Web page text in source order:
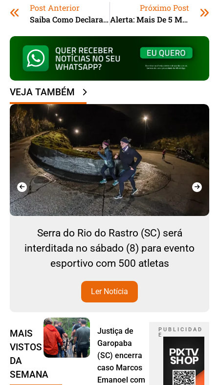
Post Anterior
Saiba Como Declarar Renda Fixa, Financiamento E Criptomoeda No IR 2025
Próximo Post
Alerta: Mais De 5 Milhões Podem Ter O Título De Eleitor Cancelado Devido A Pendências
VEJA TAMBÉM
Serra do Rio do Rastro (SC) será
interditada no sábado (8) para evento
esportivo com 500 atletas
Ler Notícia
MAIS
VISTOS
DA
SEMANA
Justiça de
Garopaba
(SC) encerra
caso Marcos
Emanoel com
P U B L I C I D A D
E